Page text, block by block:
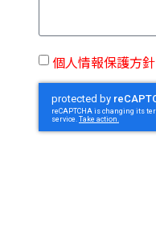
個人情報保護方針